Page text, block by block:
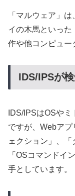
「マルウェア」
イの木馬といっ
作や他コンピュー
IDS/IPSが
IDS/IPSはOSや
ですが、Webア
ェクション」、「
「OSコマンドイ
手としています。